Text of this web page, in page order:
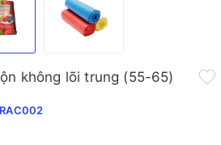
không lõi trung (55-65)